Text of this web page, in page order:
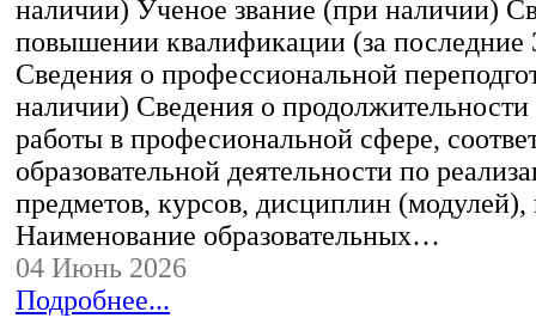
наличии) Ученое звание (при наличии)
повышении квалификации (за последние
Сведения о профессиональной
наличии) Сведения о
работы в професиональной сфере,
образовательной деятельности по
предметов, курсов, дисциплин (модулей),
Наименование образовательных…
04 Июнь 2026
Подробнее...